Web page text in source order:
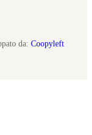
da: Coopyleft